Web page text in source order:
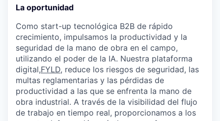
La oportunidad
Como start-up tecnológica B2B de rápido
crecimiento, impulsamos la productividad y la
seguridad de la mano de obra en el campo,
utilizando el poder de la IA. Nuestra plataforma
digital,FYLD, reduce los riesgos de seguridad, las
multas reglamentarias y las pérdidas de
productividad a las que se enfrenta la mano de
obra industrial. A través de la visibilidad del flujo
de trabajo en tiempo real, proporcionamos a los